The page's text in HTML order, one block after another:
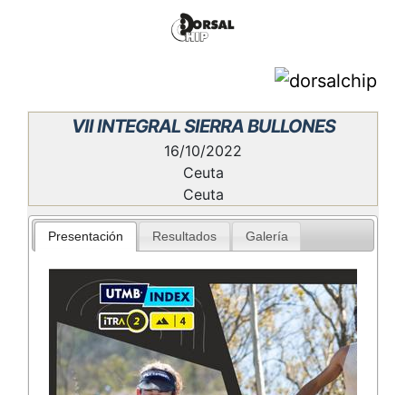
VII INTEGRAL SIERRA BULLONES
16/10/2022
Ceuta
Ceuta
Presentación Resultados Galería